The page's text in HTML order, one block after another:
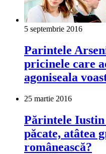
5 septembrie 2016
Parintele
pricinele care
agoniseala
25 martie 2016
Părintele Iustin
păcate, atâtea
românească?